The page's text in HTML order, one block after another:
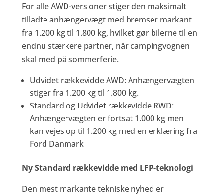
For alle AWD-versioner stiger den maksimalt
tilladte anhængervægt med bremser markant
fra 1.200 kg til 1.800 kg, hvilket gør bilerne til en
endnu stærkere partner, når campingvognen
skal med på sommerferie.
Udvidet rækkevidde AWD: Anhængervægten
stiger fra 1.200 kg til 1.800 kg.
Standard og Udvidet rækkevidde RWD:
Anhængervægten er fortsat 1.000 kg men
kan vejes op til 1.200 kg med en erklæring fra
Ford Danmark
Ny Standard rækkevidde med LFP-teknologi
Den mest markante tekniske nyhed er